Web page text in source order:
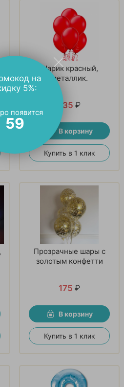
Шарик красный,
металлик.
135 ₽
В корзину
Купить в 1 клик
Прозрачные шары с
золотым конфетти
175 ₽
В корзину
Купить в 1 клик
на
5%:
появится
57